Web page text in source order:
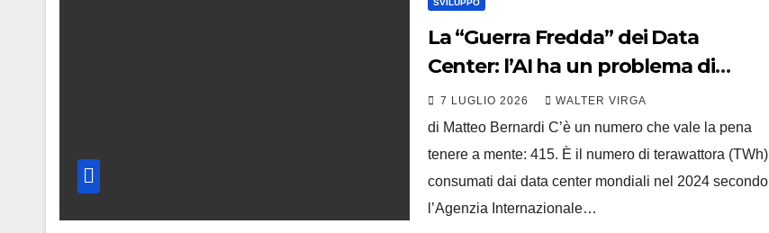
SVILUPPO
La “Guerra Fredda” dei Data
Center: l’AI ha un problema di
energia (e di idraulica)
7 LUGLIO 2026 WALTER VIRGA
di Matteo Bernardi C’è un numero che vale la pena
tenere a mente: 415. È il numero di terawattora (TWh)
consumati dai data center mondiali nel 2024 secondo
l’Agenzia Internazionale…